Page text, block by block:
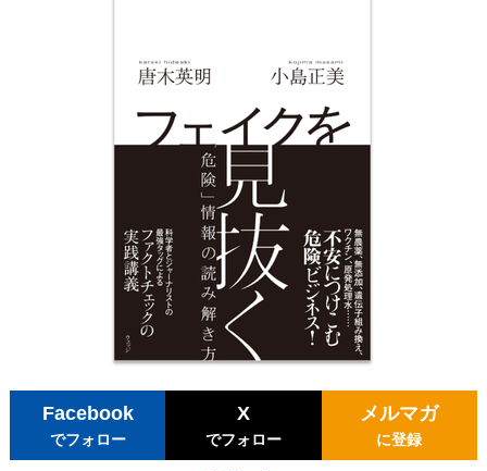
Facebook
でフォロー
X
でフォロー
メルマガ
に登録